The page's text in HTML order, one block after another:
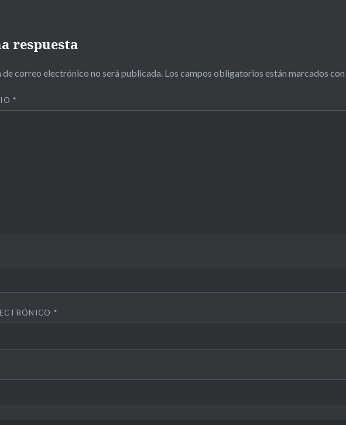
respuesta
de correo electrónico no será publicada. Los campos obligatorios están marcados con
*
*